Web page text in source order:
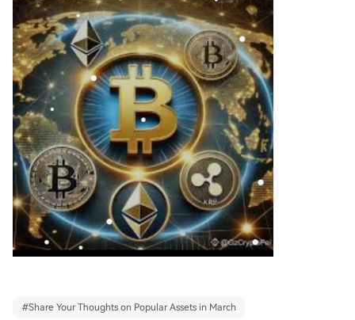
#Share Your Thoughts on Popular Assets in March